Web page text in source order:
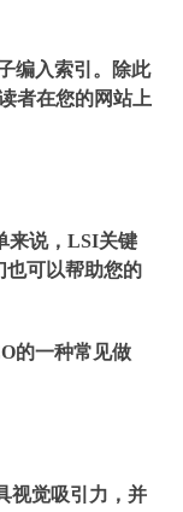
编入索引。除此
者在您的网站上
来说，LSI关键
也可以帮助您的
的一种常见做
视觉吸引力，并